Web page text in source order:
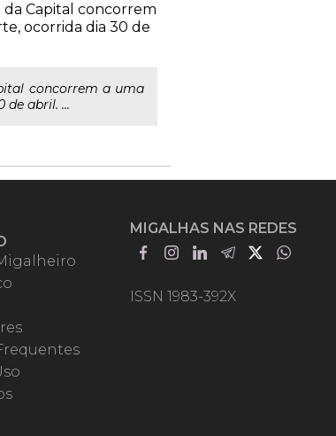
Capital concorrem
ocorrida dia 30 de
concorrem a uma
abril. ...
MIGALHAS NAS REDES
ISSN 1983-392X